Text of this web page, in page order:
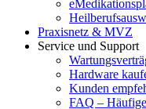
Praxisnetz & MVZ
Service und Support
Hardware
Kunden
FAQ –